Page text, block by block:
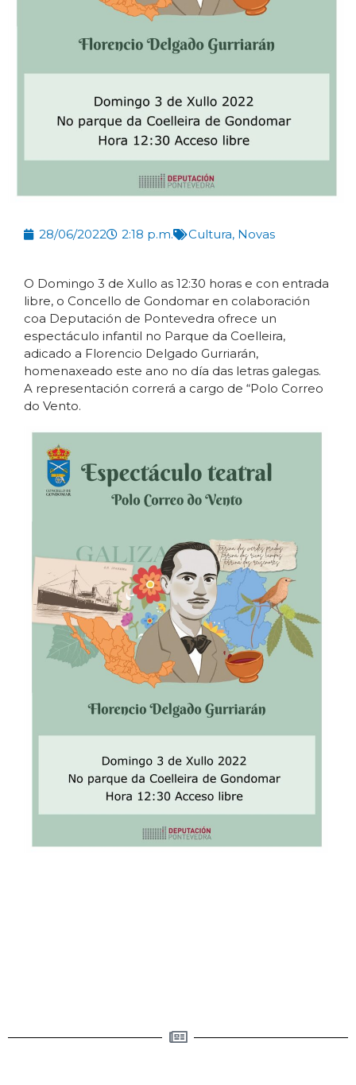
28/06/2022 2:18 p.m. Cultura, Novas
O Domingo 3 de Xullo as 12:30 horas e con entrada
libre, o Concello de Gondomar en colaboración
coa Deputación de Pontevedra ofrece un
espectáculo infantil no Parque da Coelleira,
adicado a Florencio Delgado Gurriarán,
homenaxeado este ano no día das letras galegas.
A representación correrá a cargo de “Polo Correo
do Vento.